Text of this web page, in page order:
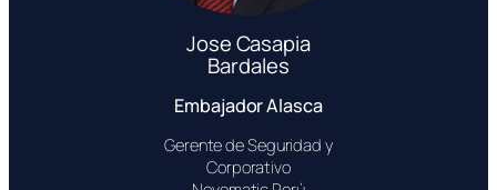
Jose Casapia
Bardales
Embajador Alasca
Gerente de Seguridad y
Corporativo